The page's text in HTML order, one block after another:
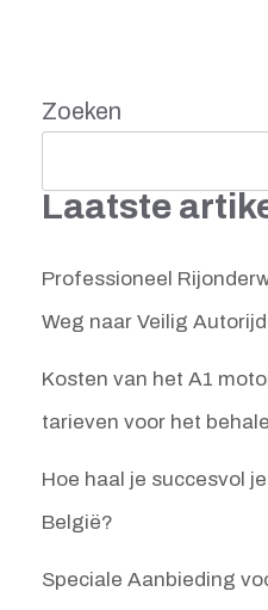
Zoeken
Laatste
Professioneel
Weg naar Veilig
Kosten van het A1
tarieven voor het
Hoe haal je succesvol
België?
Speciale Aanbieding